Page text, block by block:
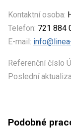
Kontaktní osoba:
Telefon: 721 884
E-mail:
Referenční číslo
Poslední
Podobné